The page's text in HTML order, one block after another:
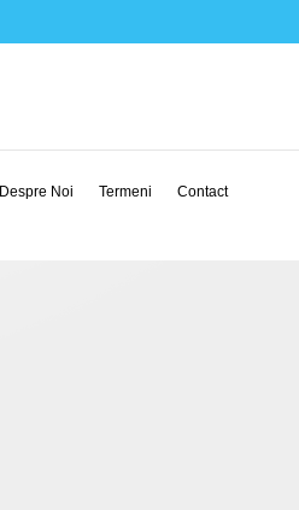
Despre Noi Termeni Contact